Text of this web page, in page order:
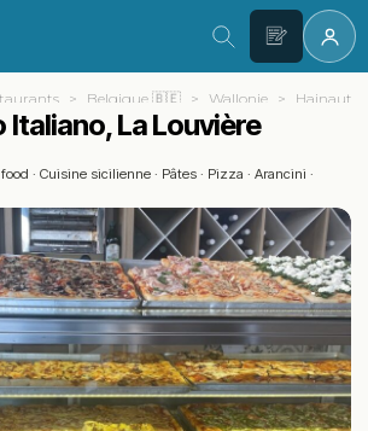
Belgique 🇧🇪 Wallonie Hainaut
Italiano, La Louvière
· Cuisine sicilienne · Pâtes · Pizza · Arancini ·